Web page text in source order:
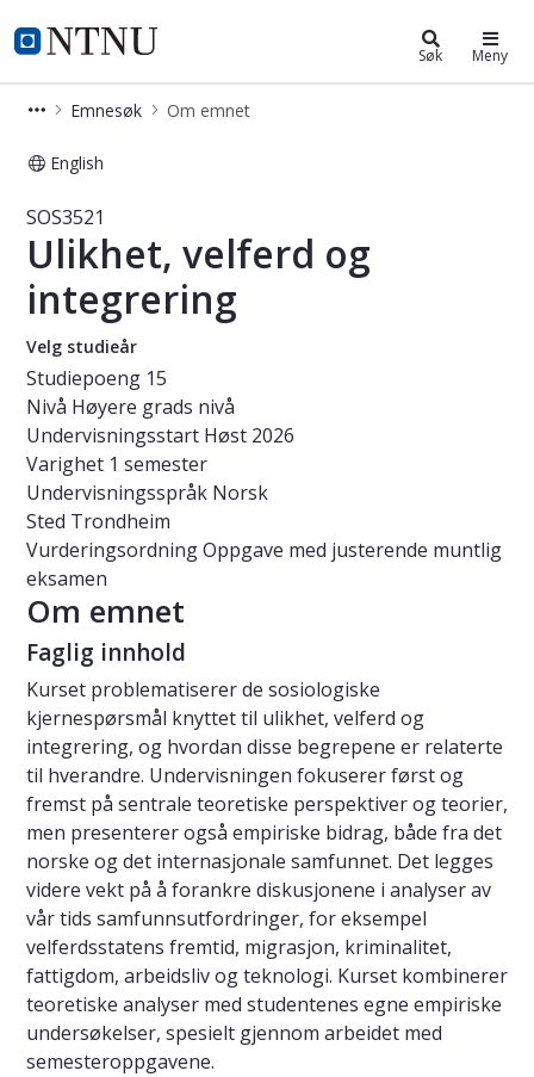
NTNU Hjemmeside
Studier Søk Meny
Emnesøk Om emnet
English
Emne - Ulikhet, velferd og
SOS3521
Ulikhet, velferd og
integrering
Velg studieår
Studiepoeng 15
Nivå Høyere grads nivå
Undervisningsstart Høst 2026
Varighet 1 semester
Undervisningsspråk Norsk
Sted Trondheim
VurderingsordningOppgave med justerende muntlig
eksamen
Om emnet
Faglig innhold
Kurset problematiserer de sosiologiske
kjernespørsmål knyttet til ulikhet, velferd og
integrering, og hvordan disse begrepene er relaterte
til hverandre. Undervisningen fokuserer først og
fremst på sentrale teoretiske perspektiver og teorier,
men presenterer også empiriske bidrag, både fra det
norske og det internasjonale samfunnet. Det legges
videre vekt på å forankre diskusjonene i analyser av
vår tids samfunnsutfordringer, for eksempel
velferdsstatens fremtid, migrasjon, kriminalitet,
fattigdom, arbeidsliv og teknologi. Kurset kombinerer
teoretiske analyser med studentenes egne empiriske
undersøkelser, spesielt gjennom arbeidet med
semesteroppgavene.